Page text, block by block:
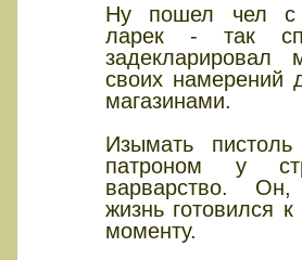
Ну пошел чел с
ларек - так
задекларировал
своих намерений
магазинами.
Изымать
патроном у
варварство.
жизнь готовился
моменту.